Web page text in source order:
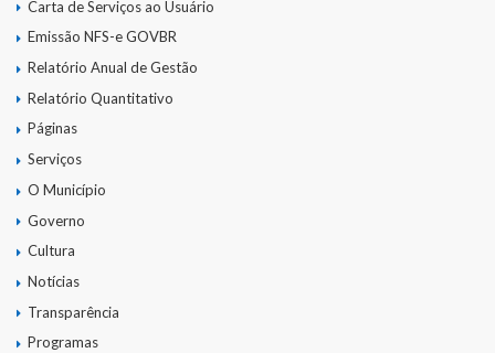
Carta de Serviços ao Usuário
Emissão NFS-e GOVBR
Relatório Anual de Gestão
Relatório Quantitativo
Páginas
Serviços
O Município
Governo
Cultura
Notícias
Transparência
Programas